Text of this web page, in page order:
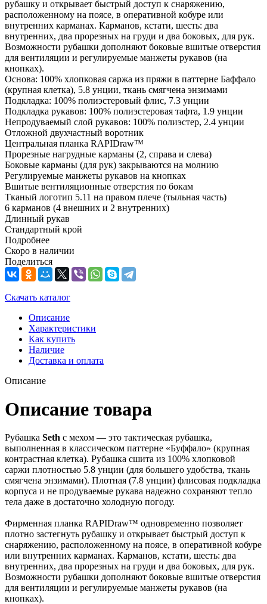
рубашку и открывает быстрый доступ к снаряжению,
расположенному на поясе, в оперативной кобуре или
внутренних карманах. Карманов, кстати, шесть: два
внутренних, два прорезных на груди и два боковых, для рук.
Возможности рубашки дополняют боковые вшитые отверстия
для вентиляции и регулируемые манжеты рукавов (на
кнопках).
Основа: 100% хлопковая саржа из пряжи в паттерне Баффало
(крупная клетка), 5.8 унции, ткань смягчена энзимами
Подкладка: 100% полиэстеровый флис, 7.3 унции
Подкладка рукавов: 100% полиэстеровая тафта, 1.9 унции
Непродуваемый слой рукавов: 100% полиэстер, 2.4 унции
Отложной двухчастный воротник
Центральная планка RAPIDraw™
Прорезные нагрудные карманы (2, справа и слева)
Боковые карманы (для рук) закрываются на молнию
Регулируемые манжеты рукавов на кнопках
Вшитые вентиляционные отверстия по бокам
Тканый логотип 5.11 на правом плече (тыльная часть)
6 карманов (4 внешних и 2 внутренних)
Длинный рукав
Стандартный крой
Подробнее
Скоро в наличии
Поделиться
Скачать каталог
Описание
Характеристики
Как купить
Наличие
Доставка и оплата
Описание
Описание товара
Рубашка Seth с мехом — это тактическая рубашка,
выполненная в классическом паттерне «Буффало» (крупная
контрастная клетка). Рубашка сшита из 100% хлопковой
саржи плотностью 5.8 унции (для большего удобства, ткань
смягчена энзимами). Плотная (7.8 унции) флисовая подкладка
корпуса и не продуваемые рукава надежно сохраняют тепло
тела даже в достаточно холодную погоду.
Фирменная планка RAPIDraw™ одновременно позволяет
плотно застегнуть рубашку и открывает быстрый доступ к
снаряжению, расположенному на поясе, в оперативной кобуре
или внутренних карманах. Карманов, кстати, шесть: два
внутренних, два прорезных на груди и два боковых, для рук.
Возможности рубашки дополняют боковые вшитые отверстия
для вентиляции и регулируемые манжеты рукавов (на
кнопках).